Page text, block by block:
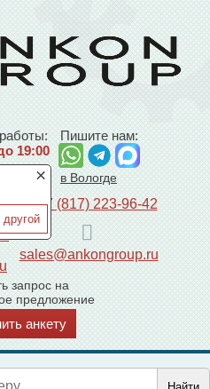
×
другой
19:00
Пишите нам:
в Вологде
+7 (817) 223-96-42
sales@ankongroup.ru
запрос на
предложение
анкету